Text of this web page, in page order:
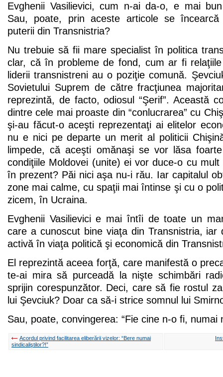
Evghenii Vasilievici, cum n-ai da-o, e mai
Sau, poate, prin aceste articole se încearcă
puterii din Transnistria?
Nu trebuie să fii mare specialist în politica
clar, că în probleme de fond, cum ar fi
liderii transnistreni au o poziţie comună.
Sovietului Suprem de către fracţiunea
reprezintă, de facto, odiosul “Şerif”. Această
dintre cele mai proaste din “conlucrarea” cu
şi-au făcut-o aceşti reprezentaţi ai elitelor
nu e nici pe departe un merit al politicii
limpede, că aceşti omănaşi se vor lăsa
condiţiile Moldovei (unite) ei vor duce-o cu
în prezent? Păi nici aşa nu-i rău. Iar capitalul
zone mai calme, cu spaţii mai întinse şi cu o
zicem, în Ucraina.
Evghenii Vasilievici e mai întîi de toate un
care a cunoscut bine viaţa din Transnistria,
activă în viaţa politică şi economică din
El reprezintă aceea forţă, care manifestă o
te-ai mira să purceadă la nişte schimbări
sprijin corespunzător. Deci, care să fie rostul
lui Şevciuk? Doar ca să-i strice somnul lui
Sau, poate, convingerea: “Fie cine n-o fi, numai
Acordul privind facilitarea eliberării vizelor: “Bere numai
sindicaliştilor?!”